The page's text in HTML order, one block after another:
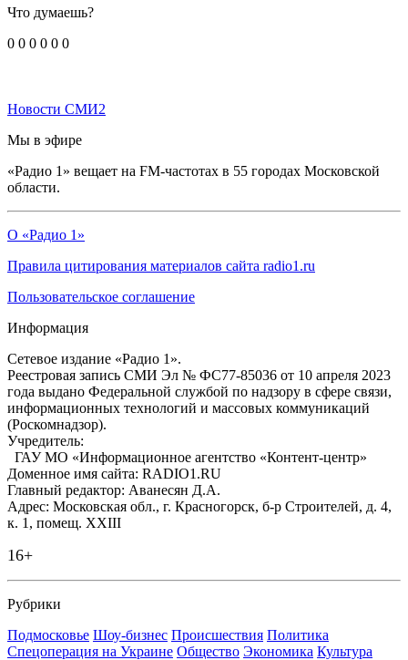
Что думаешь?
0 0 0 0 0 0
Новости СМИ2
Мы в эфире
«Радио 1» вещает на FM-частотах в 55 городах Московской
области.
О «Радио 1»
Правила цитирования материалов сайта radio1.ru
Пользовательское соглашение
Информация
Сетевое издание «Радио 1».
Реестровая запись СМИ Эл № ФС77-85036 от 10 апреля 2023
года выдано Федеральной службой по надзору в сфере связи,
информационных технологий и массовых коммуникаций
(Роскомнадзор).
Учредитель:
ГАУ МО «Информационное агентство «Контент-центр»
Доменное имя сайта: RADIO1.RU
Главный редактор: Аванесян Д.А.
Адрес: Московская обл., г. Красногорск, б-р Строителей, д. 4,
к. 1, помещ. XXIII
16+
Рубрики
Подмосковье Шоу-бизнес Происшествия Политика
Спецоперация на Украине Общество Экономика Культура